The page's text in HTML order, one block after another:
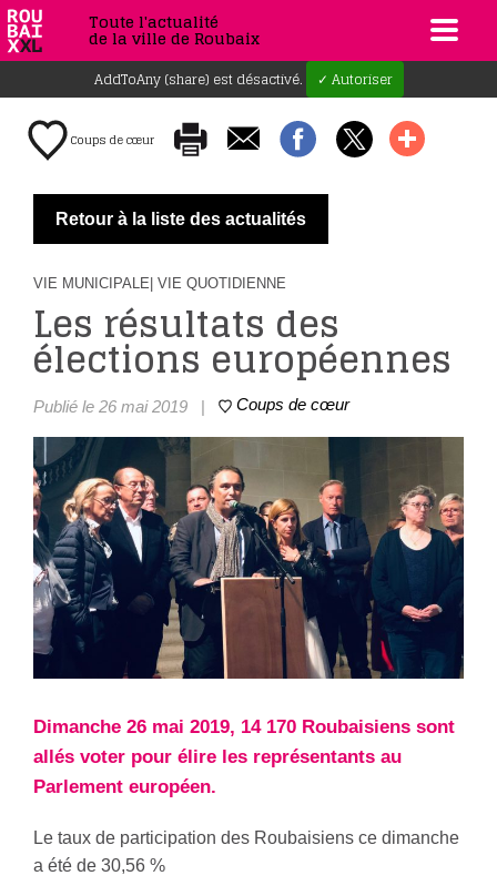
Toute l'actualité
de la ville de Roubaix
AddToAny (share) est désactivé. ✓ Autoriser
Coups de cœur
Retour à la liste des actualités
VIE MUNICIPALE | VIE QUOTIDIENNE
Les résultats des
élections européennes
Publié le 26 mai 2019 | Coups de cœur
Dimanche 26 mai 2019, 14 170 Roubaisiens sont
allés voter pour élire les représentants au
Parlement européen.
Le taux de participation des Roubaisiens ce dimanche
a été de 30,56 %